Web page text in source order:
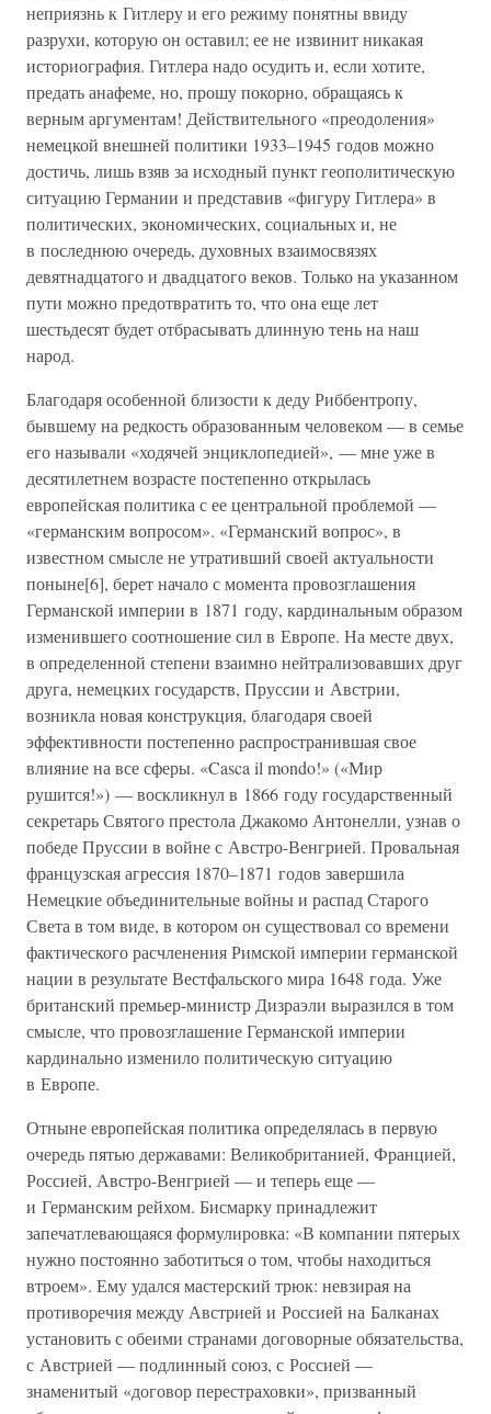
неприязнь к Гитлеру и его режиму понятны ввиду
разрухи, которую он оставил; ее не извинит никакая
историография. Гитлера надо осудить и, если хотите,
предать анафеме, но, прошу покорно, обращаясь к
верным аргументам! Действительного «преодоления»
немецкой внешней политики 1933–1945 годов можно
достичь, лишь взяв за исходный пункт геополитическую
ситуацию Германии и представив «фигуру Гитлера» в
политических, экономических, социальных и, не
в последнюю очередь, духовных взаимосвязях
девятнадцатого и двадцатого веков. Только на указанном
пути можно предотвратить то, что она еще лет
шестьдесят будет отбрасывать длинную тень на наш
народ.
Благодаря особенной близости к деду Риббентропу,
бывшему на редкость образованным человеком — в семье
его называли «ходячей энциклопедией», — мне уже в
десятилетнем возрасте постепенно открылась
европейская политика с ее центральной проблемой —
«германским вопросом». «Германский вопрос», в
известном смысле не утративший своей актуальности
поныне[6], берет начало с момента провозглашения
Германской империи в 1871 году, кардинальным образом
изменившего соотношение сил в Европе. На месте двух,
в определенной степени взаимно нейтрализовавших друг
друга, немецких государств, Пруссии и Австрии,
возникла новая конструкция, благодаря своей
эффективности постепенно распространившая свое
влияние на все сферы. «Casca il mondo!» («Мир
рушится!») — воскликнул в 1866 году государственный
секретарь Святого престола Джакомо Антонелли, узнав о
победе Пруссии в войне с Австро-Венгрией. Провальная
французская агрессия 1870–1871 годов завершила
Немецкие объединительные войны и распад Старого
Света в том виде, в котором он существовал со времени
фактического расчленения Римской империи германской
нации в результате Вестфальского мира 1648 года. Уже
британский премьер-министр Дизраэли выразился в том
смысле, что провозглашение Германской империи
кардинально изменило политическую ситуацию
в Европе.
Отныне европейская политика определялась в первую
очередь пятью державами: Великобританией, Францией,
Россией, Австро-Венгрией — и теперь еще —
и Германским рейхом. Бисмарку принадлежит
запечатлевающаяся формулировка: «В компании пятерых
нужно постоянно заботиться о том, чтобы находиться
втроем». Ему удался мастерский трюк: невзирая на
противоречия между Австрией и Россией на Балканах
установить с обеими странами договорные обязательства,
с Австрией — подлинный союз, с Россией —
знаменитый «договор перестраховки», призванный